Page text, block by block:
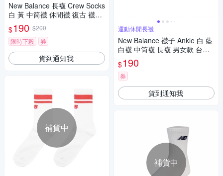
New Balance 長襪 Crew Socks
白 黃 中筒襪 休閒襪 復古 襪子
NB LAS32161WYL
$190 $200
限時下殺
券
貨到通知我
補貨中
運動休閒長襪
New Balance 襪子 Ankle 白 藍
白襪 中筒襪 長襪 男女款 台灣
製 毛巾底 加厚 運動 NB 71204
00380
$190
券
貨到通知我
補貨中